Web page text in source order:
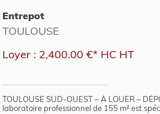
Entrepot
TOULOUSE
Loyer : 2,400.00 €* HC HT
TOULOUSE SUD-OUEST – À LOUER –
laboratoire professionnel de 155 m² est